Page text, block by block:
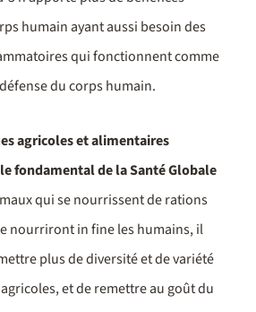
humain ayant aussi besoin des
qui fonctionnent comme
du corps humain.
agricoles et alimentaires
fondamental de la Santé Globale
qui se nourrissent de rations
nourriront in fine les humains, il
plus de diversité et de variété
et de remettre au goût du